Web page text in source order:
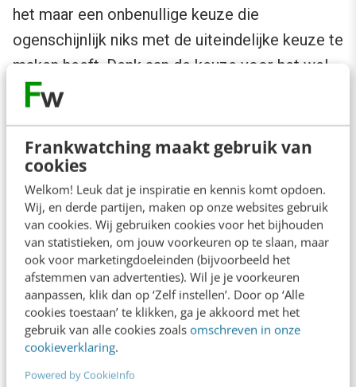
Frankwatching maakt gebruik van
cookies
Welkom! Leuk dat je inspiratie en kennis komt opdoen.
Wij, en derde partijen, maken op onze websites gebruik
van cookies. Wij gebruiken cookies voor het bijhouden
van statistieken, om jouw voorkeuren op te slaan, maar
ook voor marketingdoeleinden (bijvoorbeeld het
afstemmen van advertenties). Wil je je voorkeuren
aanpassen, klik dan op ‘Zelf instellen’. Door op ‘Alle
cookies toestaan’ te klikken, ga je akkoord met het
gebruik van alle cookies zoals omschreven in onze
cookieverklaring.
Powered by CookieInfo
het maar een onbenullige keuze die
ogenschijnlijk niks met de uiteindelijke keuze te
maken heeft. Denk aan de keuze voor het wel-
of niet accepteren van cookies of de
mee te doen.
Bied een alternatief
Als je een alternatief biedt, komen mensen in
een ‘keuzemodus’ waardoor ze geneigd zijn op
een volgend verzoek ook eerder een keuze te
maken. Zo kun je één button aanbieden,
bijvoorbeeld ‘toevoegen aan winkelwagen’. Dan